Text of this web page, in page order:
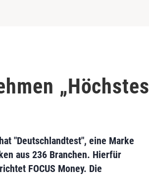
„Höchstes
"Deutschlandtest", eine Marke
aus 236 Branchen. Hierfür
FOCUS Money. Die